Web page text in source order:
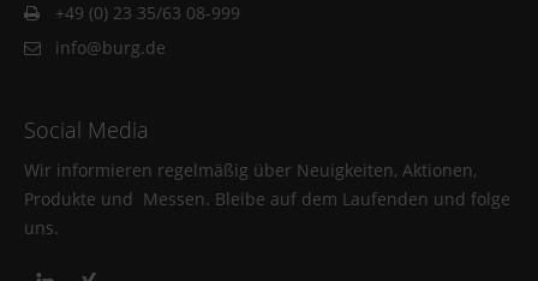
+49 (0) 23 35/63 08-999
info@burg.de
Social Media
Wir informieren regelmäßig über Neuigkeiten, Aktionen,
Produkte und Messen. Bleibe auf dem Laufenden und folge
uns.